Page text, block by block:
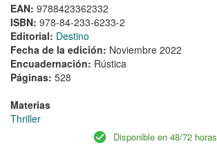
EAN: 9788423362332
ISBN: 978-84-233-6233-2
Editorial: Destino
Fecha de la edición: Noviembre 2022
Encuadernación: Rústica
Páginas: 528
Materias
Thriller
Disponible en 48/72 horas